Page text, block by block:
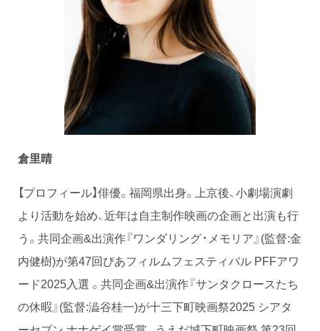
倉里晴
【プロフィール】俳優。福岡県出身。上京後、小劇場演劇
より活動を始め、近年は自主制作映画の企画と出演も行
う。共同企画&出演作『ワンダリング・メモリア』(監督:金
内健樹)が第47回ぴあフィルムフェスティバル PFFアワ
ード2025入選 。共同企画&出演作『サンタクロースたち
の休暇』(監督:澁谷桂一)が十三下町映画祭2025 シアタ